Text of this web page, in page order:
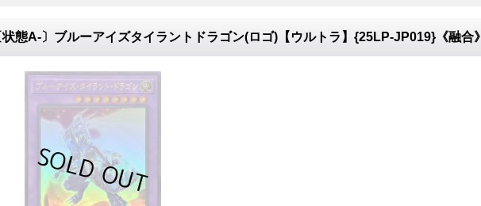
状態A-〕ブルーアイズタイラントドラゴン(ロゴ)【ウルトラ】{25LP-JP019}《融合》